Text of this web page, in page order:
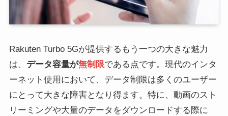
Rakuten Turbo 5Gが提供するもう一つの大きな魅力
は、 データ容量が無制限である点です。現代のインタ
ーネット使用において、データ制限は多くのユーザー
にとって大きな障害となり得ます。特に、動画のスト
リーミングや大量のデータをダウンロードする際に